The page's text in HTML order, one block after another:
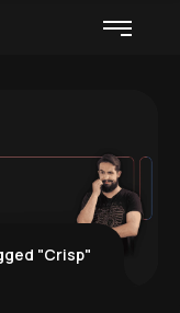
"Crisp"